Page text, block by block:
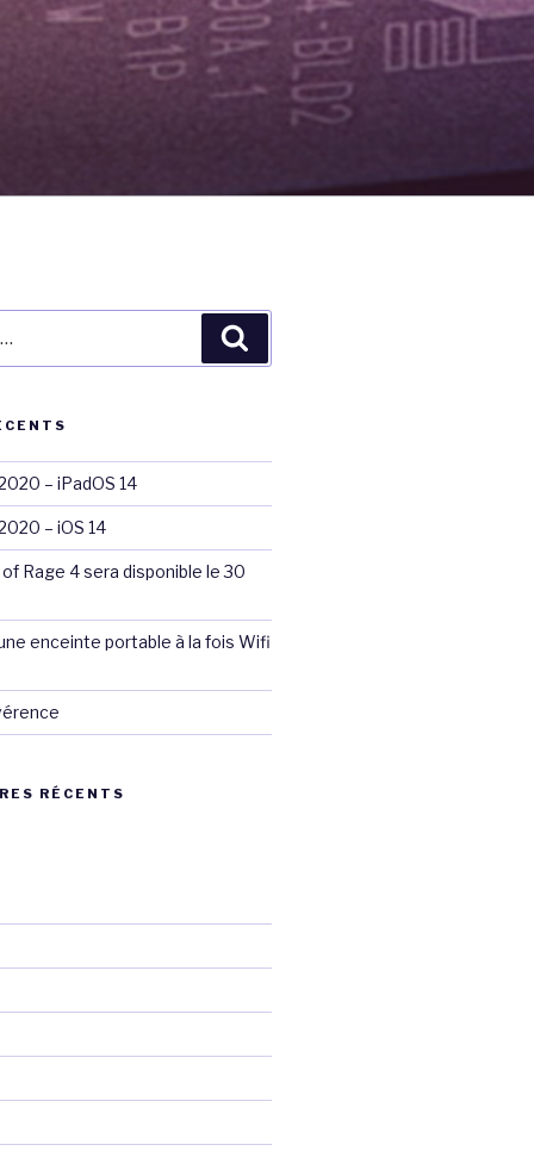
– iPadOS 14
– iOS 14
Rage 4 sera disponible le 30
enceinte portable à la fois Wifi
RÉCENTS